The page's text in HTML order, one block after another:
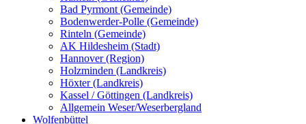
Bad Pyrmont (Gemeinde)
Bodenwerder-Polle (Gemeinde)
Rinteln (Gemeinde)
AK Hildesheim (Stadt)
Hannover (Region)
Holzminden (Landkreis)
Höxter (Landkreis)
Kassel / Göttingen (Landkreis)
Allgemein Weser/Weserbergland
Wolfenbüttel